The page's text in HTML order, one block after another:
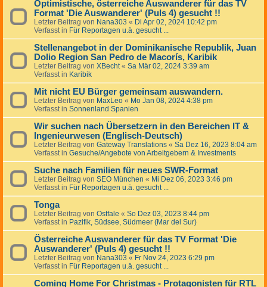
Optimistische, österreiche Auswanderer für das TV
Format 'Die Auswanderer' (Puls 4) gesucht !!
Letzter Beitrag von Nana303 « Di Apr 02, 2024 10:42 pm
Verfasst in Für Reportagen u.ä. gesucht ...
Stellenangebot in der Dominikanische Republik, Juan
Dolio Region San Pedro de Macorís, Karibik
Letzter Beitrag von XBecht« Sa Mär 02, 2024 3:39 am
Verfasst in Karibik
Mit nicht EU Bürger gemeinsam auswandern.
Letzter Beitrag von MaxLeo « Mo Jan 08, 2024 4:38 pm
Verfasst in Sonnenland Spanien
Wir suchen nach Übersetzern in den Bereichen IT &
Ingenieurwesen (Englisch-Deutsch)
Letzter Beitrag von Gateway Translations « Sa Dez 16, 2023 8:04 am
Verfasst in Gesuche/Angebote von Arbeitgebern & Investments
Suche nach Familien für neues SWR-Format
Letzter Beitrag von SEO München « Mi Dez 06, 2023 3:46 pm
Verfasst in Für Reportagen u.ä. gesucht ...
Tonga
Letzter Beitrag von Ostfale « So Dez 03, 2023 8:44 pm
Verfasst in Pazifik, Südsee, Südmeer (Mar del Sur)
Österreiche Auswanderer für das TV Format 'Die
Auswanderer' (Puls 4) gesucht !!
Letzter Beitrag von Nana303 « Fr Nov 24, 2023 6:29 pm
Verfasst in Für Reportagen u.ä. gesucht ...
Coming Home For Christmas - Protagonisten für RTL